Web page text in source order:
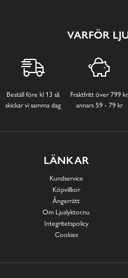
VARFÖR
Beställ före kl 13 så
skickar vi samma dag
Fraktfritt över 799 kr,
annars 59 - 79 kr
LÄNKAR
Kundservice
Köpvillkor
Ångerrätt
Om Ljuslyktor.nu
Integritetspolicy
Cookies